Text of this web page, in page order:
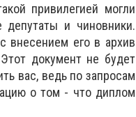
привилегией могли
депутаты и чиновники.
внесением его в архив
документ не будет
вас, ведь по запросам
о том - что диплом